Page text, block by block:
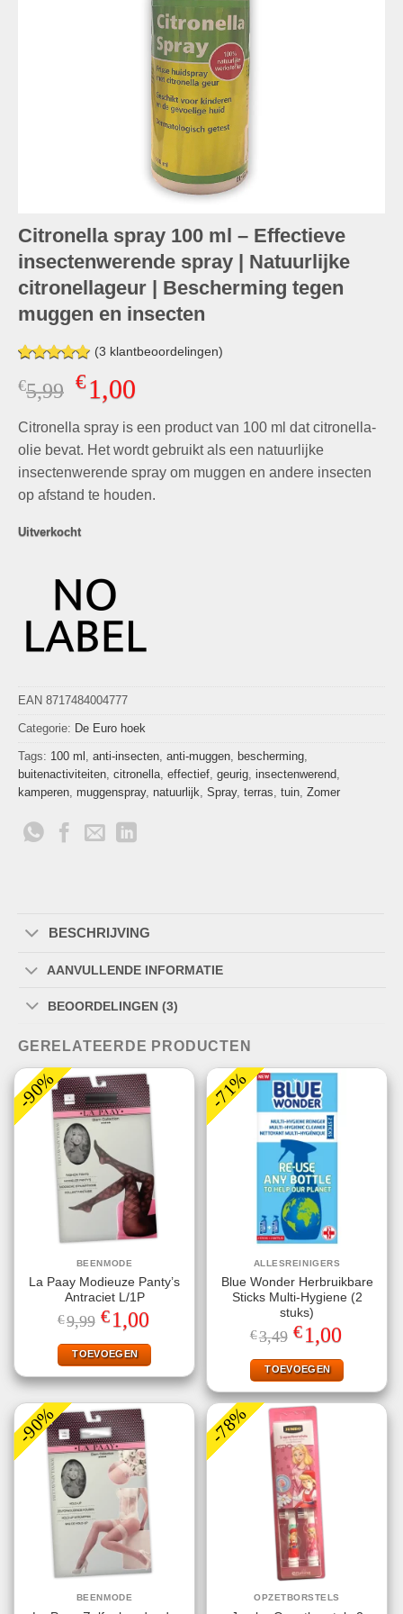
Citronella spray 100 ml – Effectieve
insectenwerende spray | Natuurlijke
citronellageur | Bescherming tegen
muggen en insecten
Gewaardeerd
5.00 op 5
gebaseerd
waarderingen
(3 klantbeoordelingen)
€5,99 Oorspronkelijke
prijs
was:
€5,99.
€1,00Huidige
is:
€1,00.
Citronella spray is een product van 100 ml dat citronella-
olie bevat. Het wordt gebruikt als een natuurlijke
insectenwerende spray om muggen en andere insecten
op afstand te houden.
Uitverkocht
EAN 8717484004777
Categorie: De Euro hoek
Tags: 100 ml anti-insecten anti-muggen bescherming
buitenactiviteiten citronella effectief geurig insectenwerend
kamperen muggenspray, natuurlijk Spray, terras tuin Zomer
BESCHRIJVING
AANVULLENDE INFORMATIE
BEOORDELINGEN (3)
GERELATEERDE PRODUCTEN
-90%
BEENMODE
La Paay Modieuze Panty’s
Antraciet L/1P
€9,99 Oorspronkelijke
prijs
was:
€9,99.
€1,00
is:
€1,00.
TOEVOEGEN
-71%
ALLESREINIGERS
Blue Wonder Herbruikbare
Sticks Multi-Hygiene (2
stuks)
€3,49 Oorspronkelijke
prijs
was:
€3,49.
€1,00
is:
€1,00.
TOEVOEGEN
-90%
BEENMODE
-78%
OPZETBORSTELS